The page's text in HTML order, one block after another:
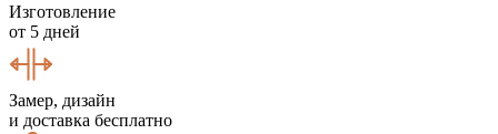
Изготовление
от 5 дней
Замер, дизайн
и доставка бесплатно